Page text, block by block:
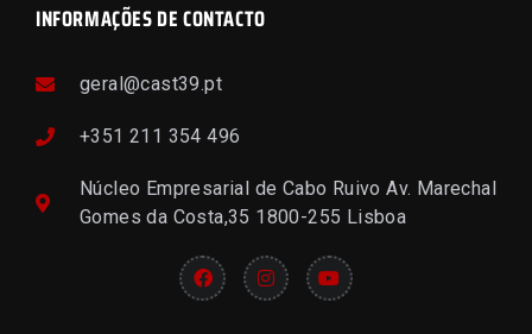
INFORMAÇÕES DE CONTACTO
geral@cast39.pt
+351 211 354 496
Núcleo Empresarial de Cabo Ruivo Av. Marechal
Gomes da Costa,35 1800-255 Lisboa